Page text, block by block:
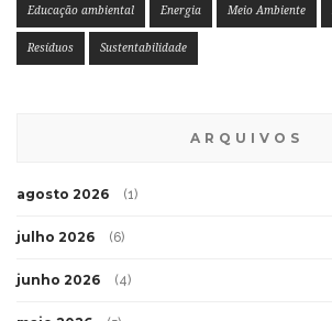
Educação ambiental Energia Meio Ambiente
Resíduos Sustentabilidade
ARQUIVOS
agosto 2026 (1)
julho 2026 (6)
junho 2026 (4)